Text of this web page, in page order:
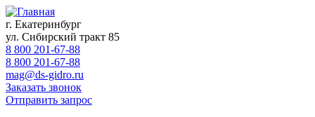
г. Екатеринбург
ул. Сибирский тракт 85
8 800 201-67-88
8 800 201-67-88
mag@ds-gidro.ru
Заказать звонок
Отправить запрос